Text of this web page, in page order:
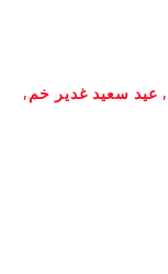
, عید سعید غدیر خم,